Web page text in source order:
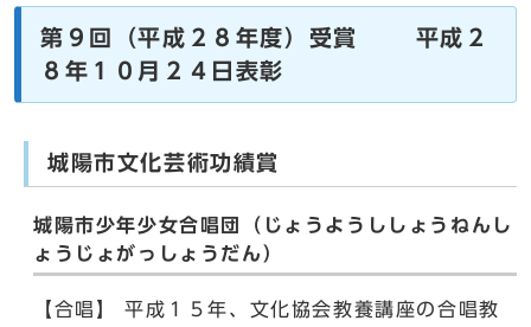
第９回（平成２８年度）受賞 平成２
８年１０月２４日表彰
城陽市文化芸術功績賞
城陽市少年少女合唱団（じょうようししょうねんし
ょうじょがっしょうだん）
【合唱】 平成１５年、文化協会教養講座の合唱教